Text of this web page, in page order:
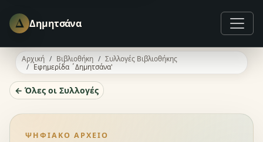
Δ Δημητσάνα
Αρχική Βιβλιοθήκη
Συλλογές Βιβλιοθήκης
Εφημερίδα ΄Δημητσάνα'
← Όλες οι Συλλογές
ΨΗΦΙΑΚΌ ΑΡΧΕΊΟ